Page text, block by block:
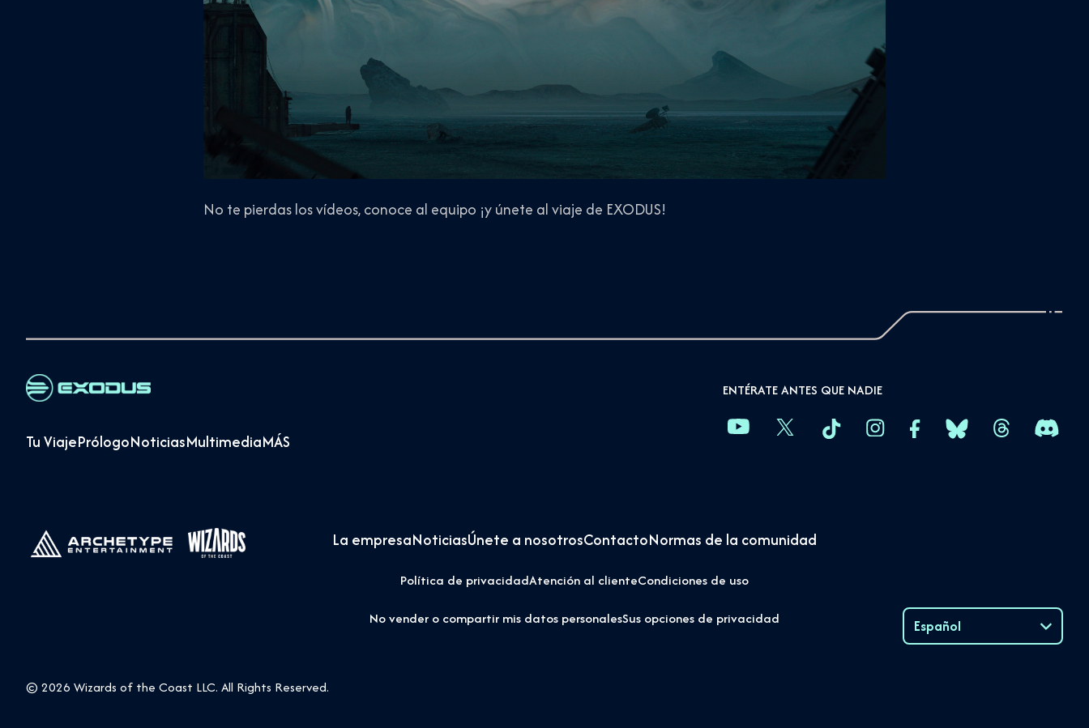
No te pierdas los vídeos, conoce al equipo ¡y únete al viaje de EXODUS!
Tu ViajePrólogoNoticiasMultimediaMÁS
ENTÉRATE ANTES QUE NADIE
La empresaNoticiasÚnete a nosotrosContactoNormas de la comunidad
Política de privacidadAtención al clienteCondiciones de uso
No vender o compartir mis datos personalesSus opciones de privacidad Español
© 2026 Wizards of the Coast LLC. All Rights Reserved.